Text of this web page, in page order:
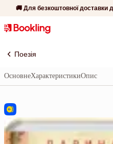
🚚 Для безкоштовної доставки
Поезія
ОсновнеХарактеристикиОпис